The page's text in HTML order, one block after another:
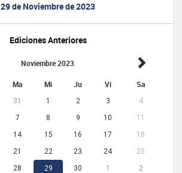
29 de Noviembre de 2023
Ediciones Anteriores
Noviembre 2023
Ma Mi Ju Vi Sa
31 1 2 3
4
7 8 9 10
11
14 15 16 17
18
21 22 23 24
25
28 29 30 1 2